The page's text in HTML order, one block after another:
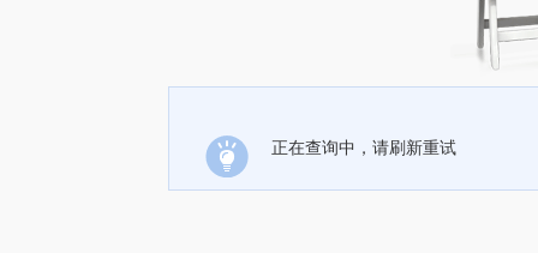
正在查询中，请刷新重试